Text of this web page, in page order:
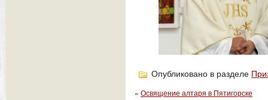
Опубликовано в разделе
« Освящение алтаря в Пятигорске